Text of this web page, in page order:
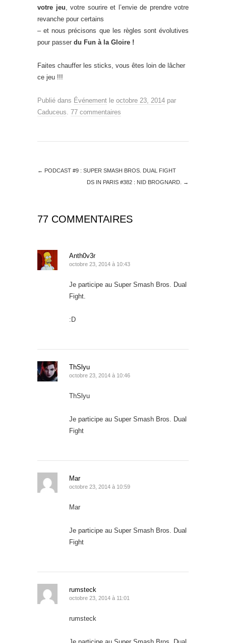
votre jeu , votre sourire et l’envie de prendre votre
revanche pour certains
– et nous précisons que les règles sont évolutives
pour passer du Fun à la Gloire !
Faites chauffer les sticks, vous êtes loin de lâcher
ce jeu !!!
Publié dans Événement le octobre 23, 2014 par
Caduceus 77 commentaires
← PODCAST #9 : SUPER SMASH BROS. DUAL FIGHT
DS IN PARIS #382 : NID BROGNARD.
→
77 COMMENTAIRES
Anth0v3r
octobre 23, 2014 à 10:43
Je participe au Super Smash Bros. Dual
Fight.
:D
ThSlyu
octobre 23, 2014 à 10:46
ThSlyu
Je participe au Super Smash Bros. Dual
Fight
Mar
octobre 23, 2014 à 10:59
Mar
Je participe au Super Smash Bros. Dual
Fight
rumsteck
octobre 23, 2014 à 11:01
rumsteck